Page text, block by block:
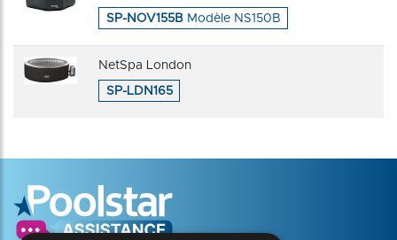
SP-NOV155B Modèle NS150B
NetSpa London
SP-LDN165